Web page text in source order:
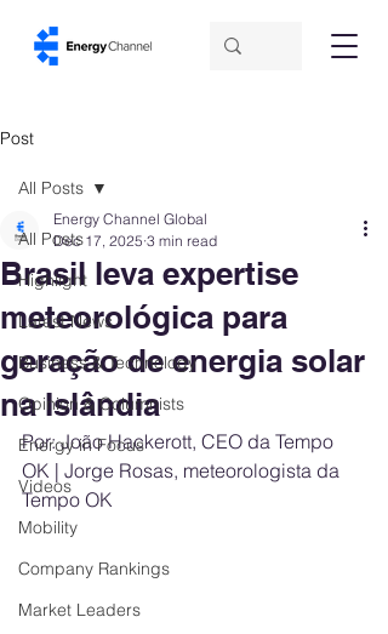
Post
All Posts
Highlight
Latest News
Business & Technology
Opinion & Columnists
Energy in Focus
Videos
Mobility
Company Rankings
Market Leaders
All Posts
Brasil leva expertise
meteorológica para
geração de energia solar
na Islândia
Energy Channel Global
Dec 17, 2025 3 min read
Por: João Hackerott, CEO da Tempo
OK | Jorge Rosas, meteorologista da
Tempo OK